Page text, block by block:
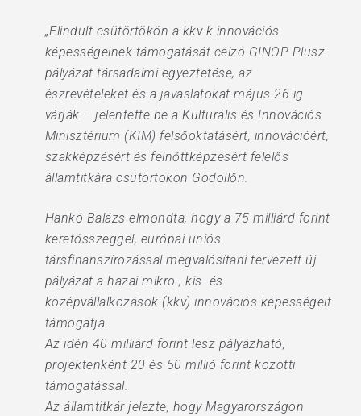
„Elindult csütörtökön a kkv-k innovációs
képességeinek támogatását célzó GINOP Plusz
pályázat társadalmi egyeztetése, az
észrevételeket és a javaslatokat május 26-ig
várják – jelentette be a Kulturális és Innovációs
Minisztérium (KIM) felsőoktatásért, innovációért,
szakképzésért és felnőttképzésért felelős
államtitkára csütörtökön Gödöllőn.
Hankó Balázs elmondta, hogy a 75 milliárd forint
keretösszeggel, európai uniós
társfinanszírozással megvalósítani tervezett új
pályázat a hazai mikro-, kis- és
középvállalkozások (kkv) innovációs képességeit
támogatja.
Az idén 40 milliárd forint lesz pályázható,
projektenként 20 és 50 millió forint közötti
támogatással.
Az államtitkár jelezte, hogy Magyarországon